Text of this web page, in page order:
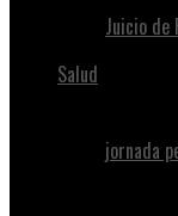
Juicio de
Salud
jornada